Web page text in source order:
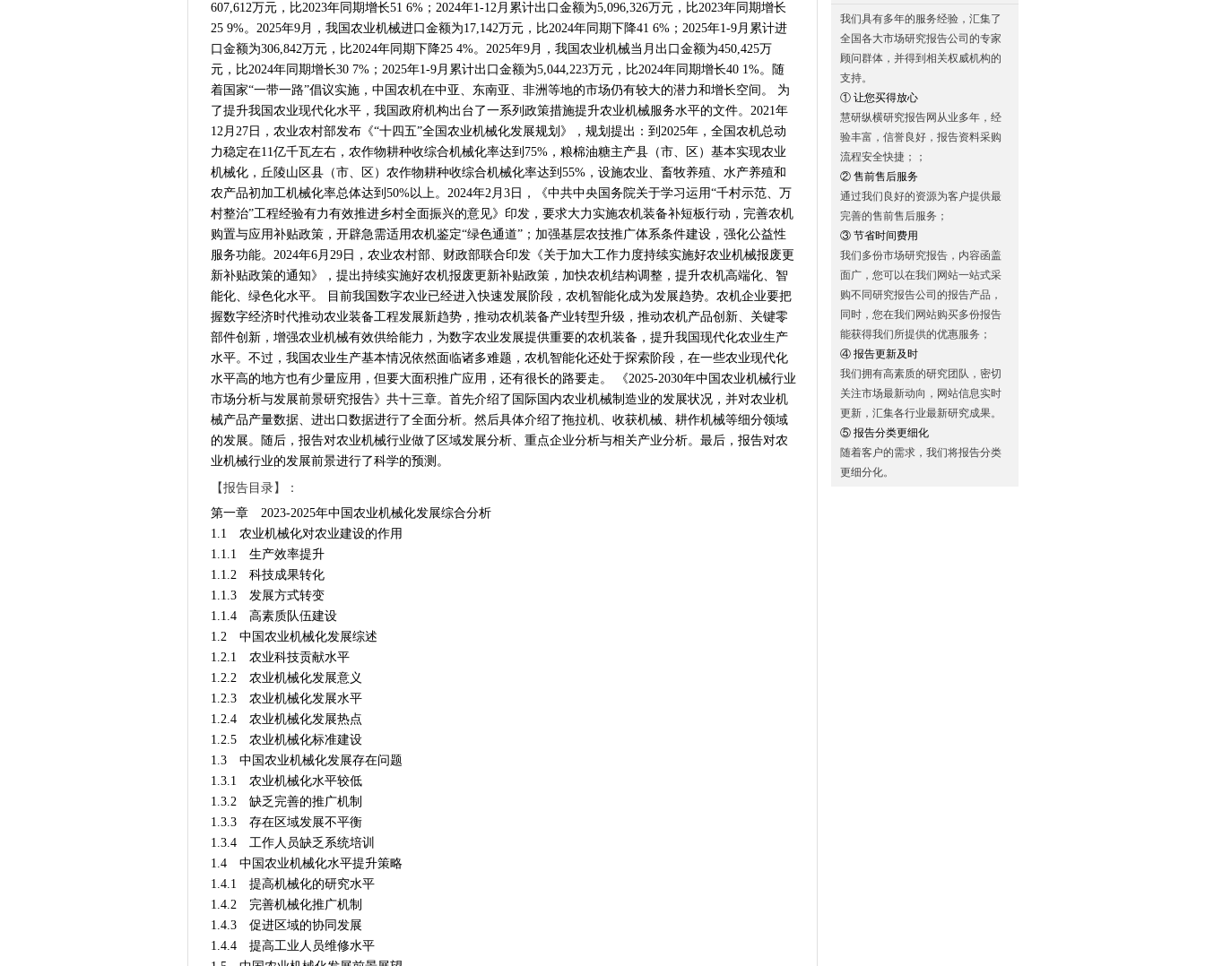
607,612万元，比2023年同期增长51 6%；2024年1-12月累计出口金额为5,096,326万元，比2023年同期增长
25 9%。2025年9月，我国农业机械进口金额为17,142万元，比2024年同期下降41 6%；2025年1-9月累计进
口金额为306,842万元，比2024年同期下降25 4%。2025年9月，我国农业机械当月出口金额为450,425万
元，比2024年同期增长30 7%；2025年1-9月累计出口金额为5,044,223万元，比2024年同期增长40 1%。随
着国家“一带一路”倡议实施，中国农机在中亚、东南亚、非洲等地的市场仍有较大的潜力和增长空间。 为
了提升我国农业现代化水平，我国政府机构出台了一系列政策措施提升农业机械服务水平的文件。2021年
12月27日，农业农村部发布《“十四五”全国农业机械化发展规划》，规划提出：到2025年，全国农机总动
力稳定在11亿千瓦左右，农作物耕种收综合机械化率达到75%，粮棉油糖主产县（市、区）基本实现农业
机械化，丘陵山区县（市、区）农作物耕种收综合机械化率达到55%，设施农业、畜牧养殖、水产养殖和
农产品初加工机械化率总体达到50%以上。2024年2月3日，《中共中央国务院关于学习运用“千村示范、万
村整治”工程经验有力有效推进乡村全面振兴的意见》印发，要求大力实施农机装备补短板行动，完善农机
购置与应用补贴政策，开辟急需适用农机鉴定“绿色通道”；加强基层农技推广体系条件建设，强化公益性
服务功能。2024年6月29日，农业农村部、财政部联合印发《关于加大工作力度持续实施好农业机械报废更
新补贴政策的通知》，提出持续实施好农机报废更新补贴政策，加快农机结构调整，提升农机高端化、智
能化、绿色化水平。 目前我国数字农业已经进入快速发展阶段，农机智能化成为发展趋势。农机企业要把
握数字经济时代推动农业装备工程发展新趋势，推动农机装备产业转型升级，推动农机产品创新、关键零
部件创新，增强农业机械有效供给能力，为数字农业发展提供重要的农机装备，提升我国现代化农业生产
水平。不过，我国农业生产基本情况依然面临诸多难题，农机智能化还处于探索阶段，在一些农业现代化
水平高的地方也有少量应用，但要大面积推广应用，还有很长的路要走。 《2025-2030年中国农业机械行业
市场分析与发展前景研究报告》共十三章。首先介绍了国际国内农业机械制造业的发展状况，并对农业机
械产品产量数据、进出口数据进行了全面分析。然后具体介绍了拖拉机、收获机械、耕作机械等细分领域
的发展。随后，报告对农业机械行业做了区域发展分析、重点企业分析与相关产业分析。最后，报告对农
业机械行业的发展前景进行了科学的预测。
【报告目录】：
第一章 2023-2025年中国农业机械化发展综合分析
1.1 农业机械化对农业建设的作用
1.1.1 生产效率提升
1.1.2 科技成果转化
1.1.3 发展方式转变
1.1.4 高素质队伍建设
1.2 中国农业机械化发展综述
1.2.1 农业科技贡献水平
1.2.2 农业机械化发展意义
1.2.3 农业机械化发展水平
1.2.4 农业机械化发展热点
1.2.5 农业机械化标准建设
1.3 中国农业机械化发展存在问题
1.3.1 农业机械化水平较低
1.3.2 缺乏完善的推广机制
1.3.3 存在区域发展不平衡
1.3.4 工作人员缺乏系统培训
1.4 中国农业机械化水平提升策略
1.4.1 提高机械化的研究水平
1.4.2 完善机械化推广机制
1.4.3 促进区域的协同发展
1.4.4 提高工业人员维修水平
我们具有多年的服务经验，汇集了
全国各大市场研究报告公司的专家
顾问群体，并得到相关权威机构的
支持。
① 让您买得放心
慧研纵横研究报告网从业多年，经
验丰富，信誉良好，报告资料采购
流程安全快捷；；
② 售前售后服务
通过我们良好的资源为客户提供最
完善的售前售后服务；
③ 节省时间费用
我们多份市场研究报告，内容函盖
面广，您可以在我们网站一站式采
购不同研究报告公司的报告产品，
同时，您在我们网站购买多份报告
能获得我们所提供的优惠服务；
④ 报告更新及时
我们拥有高素质的研究团队，密切
关注市场最新动向，网站信息实时
更新，汇集各行业最新研究成果。
⑤ 报告分类更细化
随着客户的需求，我们将报告分类
更细分化。